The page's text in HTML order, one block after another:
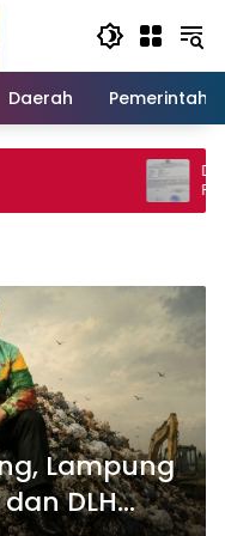
Daerah
Dugaan
Pengurus
Legislator
Lampung
DLH